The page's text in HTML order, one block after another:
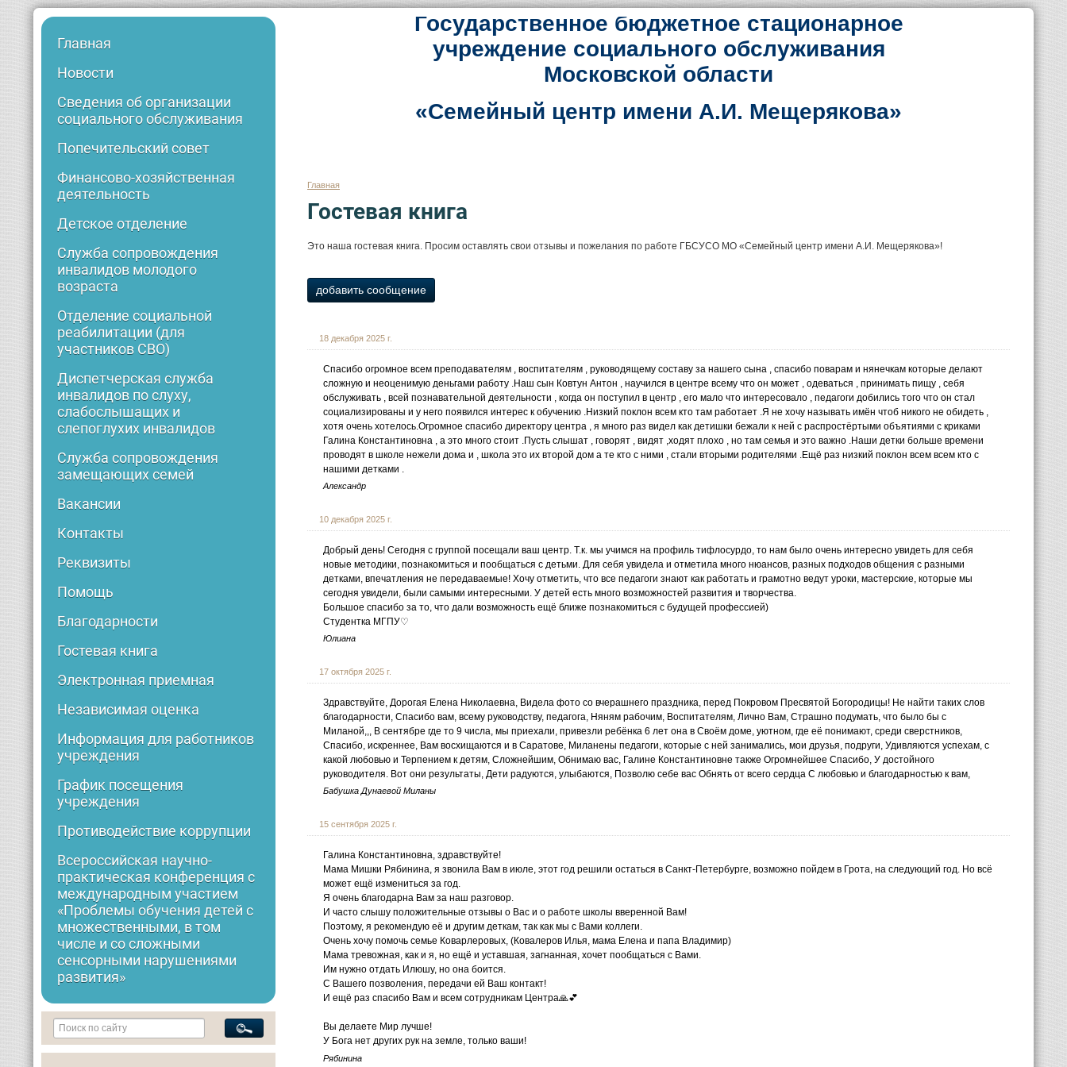
Главная
Новости
Сведения об организации
социального обслуживания
Попечительский совет
Финансово-хозяйственная
деятельность
Детское отделение
Служба сопровождения
инвалидов молодого
возраста
Отделение социальной
реабилитации (для
участников СВО)
Диспетчерская служба
инвалидов по слуху,
слабослышащих и
слепоглухих инвалидов
Служба сопровождения
замещающих семей
Вакансии
Контакты
Реквизиты
Помощь
Благодарности
Гостевая книга
Электронная приемная
Независимая оценка
Информация для работников
учреждения
График посещения
учреждения
Противодействие коррупции
Всероссийская научно-
практическая конференция с
международным участием
«Проблемы обучения детей с
множественными, в том
числе и со сложными
сенсорными нарушениями
развития»
Государственное бюджетное стационарное
учреждение социального обслуживания
Московской области
«Семейный центр имени А.И. Мещерякова»
Главная
Гостевая книга
Это наша гостевая книга. Просим оставлять свои отзывы и пожелания по работе ГБСУСО МО «Семейный центр имени А.И. Мещерякова»!
добавить сообщение
18 декабря 2025 г.
Спасибо огромное всем преподавателям , воспитателям , руководящему составу за нашего сына , спасибо поварам и нянечкам которые делают
сложную и неоценимую деньгами работу .Наш сын Ковтун Антон , научился в центре всему что он может , одеваться , принимать пищу , себя
обслуживать , всей познавательной деятельности , когда он поступил в центр , его мало что интересовало , педагоги добились того что он стал
социализированы и у него появился интерес к обучению .Низкий поклон всем кто там работает .Я не хочу называть имён чтоб никого не обидеть ,
хотя очень хотелось.Огромное спасибо директору центра , я много раз видел как детишки бежали к ней с распростёртыми объятиями с криками
Галина Константиновна , а это много стоит .Пусть слышат , говорят , видят ,ходят плохо , но там семья и это важно .Наши детки больше времени
проводят в школе нежели дома и , школа это их второй дом а те кто с ними , стали вторыми родителями .Ещё раз низкий поклон всем всем кто с
нашими детками .
Александр
10 декабря 2025 г.
Добрый день! Сегодня с группой посещали ваш центр. Т.к. мы учимся на профиль тифлосурдо, то нам было очень интересно увидеть для себя
новые методики, познакомиться и пообщаться с детьми. Для себя увидела и отметила много нюансов, разных подходов общения с разными
детками, впечатления не передаваемые! Хочу отметить, что все педагоги знают как работать и грамотно ведут уроки, мастерские, которые мы
сегодня увидели, были самыми интересными. У детей есть много возможностей развития и творчества.
Большое спасибо за то, что дали возможность ещё ближе познакомиться с будущей профессией)
Студентка МГПУ♡
Юлиана
17 октября 2025 г.
Здравствуйте, Дорогая Елена Николаевна, Видела фото со вчерашнего праздника, перед Покровом Пресвятой Богородицы! Не найти таких слов
благодарности, Спасибо вам, всему руководству, педагога, Няням рабочим, Воспитателям, Лично Вам, Страшно подумать, что было бы с
Миланой,,, В сентябре где то 9 числа, мы приехали, привезли ребёнка 6 лет она в Своём доме, уютном, где её понимают, среди сверстников,
Спасибо, искреннее, Вам восхищаются и в Саратове, Миланены педагоги, которые с ней занимались, мои друзья, подруги, Удивляются успехам, с
какой любовью и Терпением к детям, Сложнейшим, Обнимаю вас, Галине Константиновне также Огромнейшее Спасибо, У достойного
руководителя. Вот они результаты, Дети радуются, улыбаются, Позволю себе вас Обнять от всего сердца С любовью и благодарностью к вам,
Бабушка Дунаевой Миланы
15 сентября 2025 г.
Галина Константиновна, здравствуйте!
Мама Мишки Рябинина, я звонила Вам в июле, этот год решили остаться в Санкт-Петербурге, возможно пойдем в Грота, на следующий год. Но всё
может ещё измениться за год.
Я очень благодарна Вам за наш разговор.
И часто слышу положительные отзывы о Вас и о работе школы вверенной Вам!
Поэтому, я рекомендую её и другим деткам, так как мы с Вами коллеги.
Очень хочу помочь семье Коварлеровых, (Ковалеров Илья, мама Елена и папа Владимир)
Мама тревожная, как и я, но ещё и уставшая, загнанная, хочет пообщаться с Вами.
Им нужно отдать Илюшу, но она боится.
С Вашего позволения, передачи ей Ваш контакт!
И ещё раз спасибо Вам и всем сотрудникам Центра🙏💕
Вы делаете Мир лучше!
У Бога нет других рук на земле, только ваши!
Рябинина